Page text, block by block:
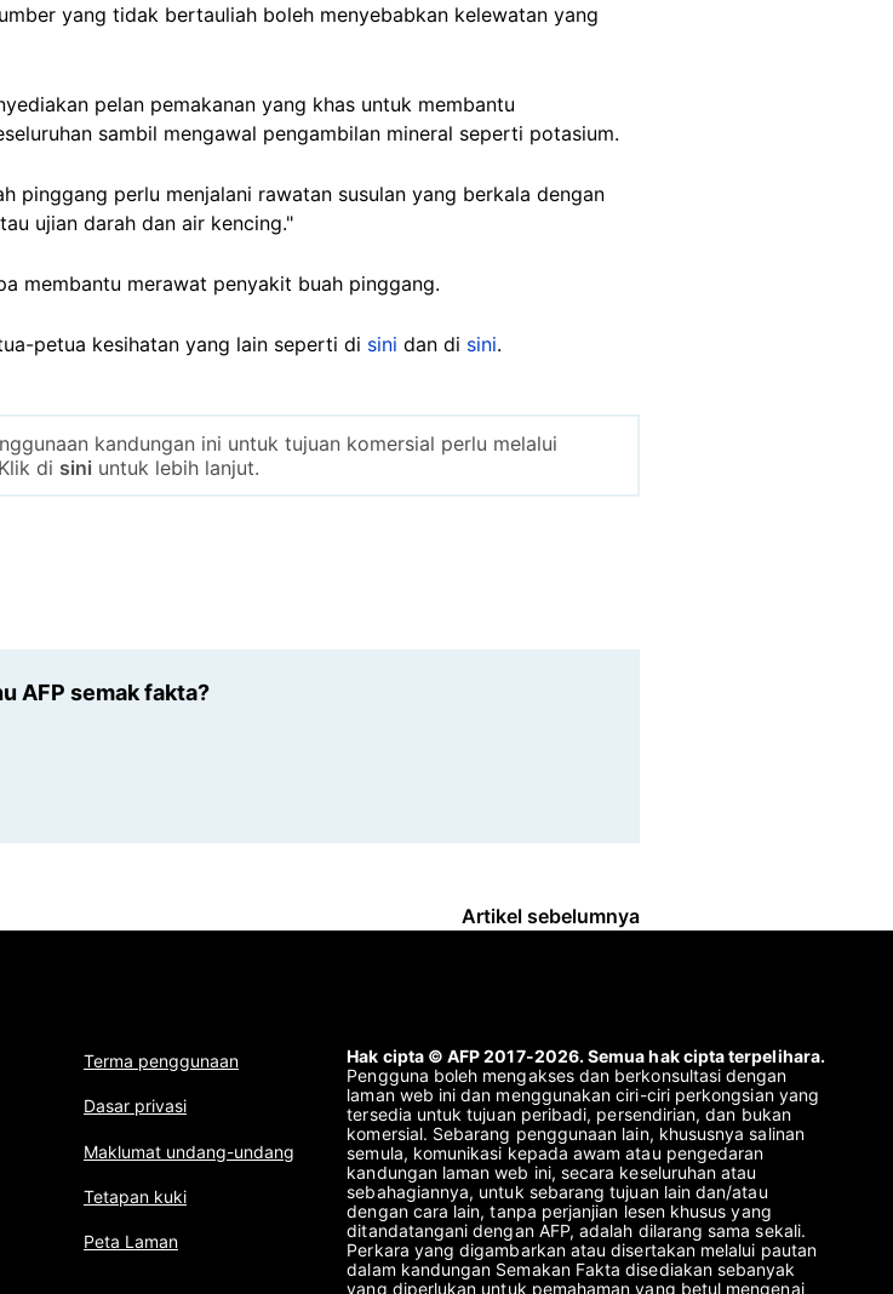
yang tidak bertauliah boleh menyebabkan kelewatan yang
pelan pemakanan yang khas untuk membantu
sambil mengawal pengambilan mineral seperti potasium.
pinggang perlu menjalani rawatan susulan yang berkala dengan
ujian darah dan air kencing."
membantu merawat penyakit buah pinggang.
petua kesihatan yang lain seperti di sini dan di sini.
kandungan ini untuk tujuan komersial perlu melalui
di sini untuk lebih lanjut.
AFP semak fakta?
Artikel sebelumnya
Terma penggunaan
Dasar privasi
Maklumat undang-undang
Tetapan kuki
Peta Laman
Hak cipta © AFP 2017-2026. Semua hak cipta terpelihara.
Pengguna boleh mengakses dan berkonsultasi dengan
laman web ini dan menggunakan ciri-ciri perkongsian yang
tersedia untuk tujuan peribadi, persendirian, dan bukan
komersial. Sebarang penggunaan lain, khususnya salinan
semula, komunikasi kepada awam atau pengedaran
kandungan laman web ini, secara keseluruhan atau
sebahagiannya, untuk sebarang tujuan lain dan/atau
dengan cara lain, tanpa perjanjian lesen khusus yang
ditandatangani dengan AFP, adalah dilarang sama sekali.
Perkara yang digambarkan atau disertakan melalui pautan
dalam kandungan Semakan Fakta disediakan sebanyak
yang diperlukan untuk pemahaman yang betul mengenai